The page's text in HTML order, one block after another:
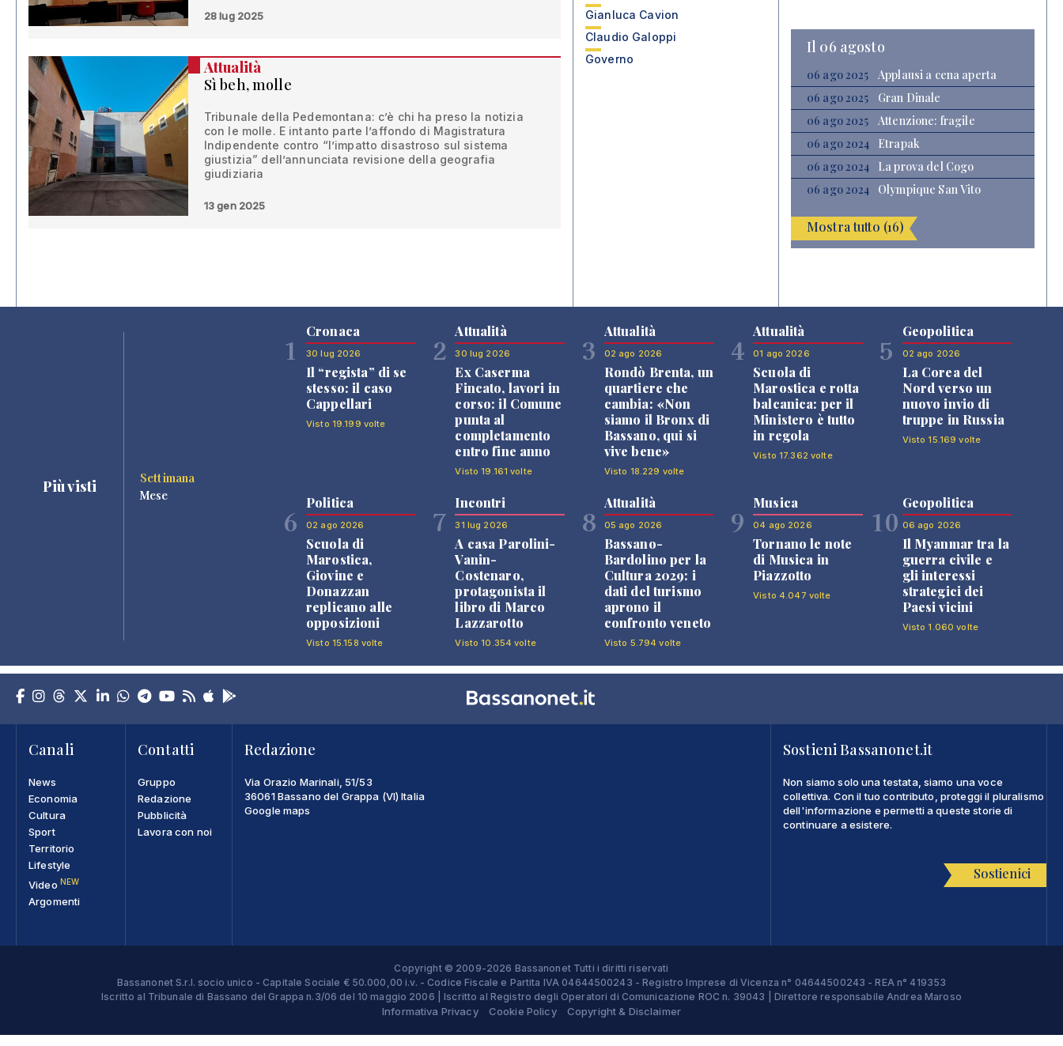
28 lug 2025
Attualità
Sì beh, molle
Tribunale della Pedemontana: c’è chi ha preso la notizia
con le molle. E intanto parte l’affondo di Magistratura
Indipendente contro “l’impatto disastroso sul sistema
giustizia” dell’annunciata revisione della geografia
giudiziaria
13 gen 2025
Gianluca Cavion
Claudio Galoppi
Governo
Il 06 agosto
06 ago 2025
Applausi a cena aperta
06 ago 2025
Gran Dinale
06 ago 2025
Attenzione: fragile
06 ago 2024
Etrapak
06 ago 2024
La prova del Cogo
06 ago 2024
Olympique San Vito
Mostra tutto (16)
Più visti
Settimana
Mese
1
Cronaca
30 lug 2026
Il “regista” di se
stesso: il caso
Cappellari
Visto 19.199 volte
2
Attualità
30 lug 2026
Ex Caserma
Fincato, lavori in
corso: il Comune
punta al
completamento
entro fine anno
Visto 19.161 volte
3
Attualità
02 ago 2026
Rondò Brenta, un
quartiere che
cambia: «Non
siamo il Bronx di
Bassano, qui si
vive bene»
Visto 18.229 volte
4
Attualità
01 ago 2026
Scuola di
Marostica e rotta
balcanica: per il
Ministero è tutto
in regola
Visto 17.362 volte
5
Geopolitica
02 ago 2026
La Corea del
Nord verso un
nuovo invio di
truppe in Russia
Visto 15.169 volte
6
Politica
02 ago 2026
Scuola di
Marostica,
Giovine e
Donazzan
replicano alle
opposizioni
Visto 15.158 volte
7
Incontri
31 lug 2026
A casa Parolini-
Vanin-
Costenaro,
protagonista il
libro di Marco
Lazzarotto
Visto 10.354 volte
8
Attualità
05 ago 2026
Bassano-
Bardolino per la
Cultura 2029: i
dati del turismo
aprono il
confronto veneto
Visto 5.794 volte
9
Musica
04 ago 2026
Tornano le note
di Musica in
Piazzotto
Visto 4.047 volte
10
Geopolitica
06 ago 2026
Il Myanmar tra la
guerra civile e
gli interessi
strategici dei
Paesi vicini
Visto 1.060 volte
Canali
News
Economia
Cultura
Sport
Territorio
Lifestyle
Video NEW
Argomenti
Contatti
Gruppo
Redazione
Pubblicità
Lavora con noi
Redazione
Via Orazio Marinali, 51/53
36061 Bassano del Grappa (VI) Italia
Google maps
Sostieni Bassanonet.it
Non siamo solo una testata, siamo una voce
collettiva. Con il tuo contributo, proteggi il pluralismo
dell'informazione e permetti a queste storie di
continuare a esistere.
Sostienici
Copyright © 2009-2026 Bassanonet Tutti i diritti riservati
Bassanonet S.r.l. socio unico - Capitale Sociale € 50.000,00 i.v. - Codice Fiscale e Partita IVA 04644500243 - Registro Imprese di Vicenza n° 04644500243 - REA n° 419353
Iscritto al Tribunale di Bassano del Grappa n.3/06 del 10 maggio 2006 | Iscritto al Registro degli Operatori di Comunicazione ROC n. 39043 | Direttore responsabile Andrea Maroso
Informativa Privacy Cookie Policy Copyright & Disclaimer